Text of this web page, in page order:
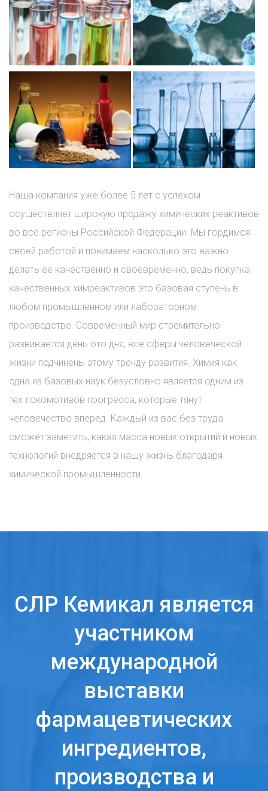
Наша компания уже более 5 лет с успехом
осуществляет широкую продажу химических реактивов
во все регионы Российской Федерации. Мы гордимся
своей работой и понимаем насколько это важно
делать ее качественно и своевременно, ведь покупка
качественных химреактивов это базовая ступень в
любом промышленном или лабораторном
производстве. Современный мир стремительно
развивается день ото дня, все сферы человеческой
жизни подчинены этому тренду развития. Химия как
одна из базовых наук безусловно является одним из
тех локомотивов прогресса, которые тянут
человечество вперед. Каждый из вас без труда
сможет заметить, какая масса новых открытий и новых
технологий внедряется в нашу жизнь благодаря
химической промышленности.
СЛР Кемикал является
участником
международной
выставки
фармацевтических
ингредиентов,
производства и